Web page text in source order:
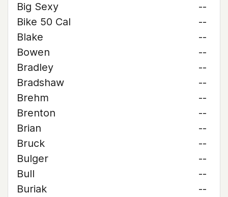
Big Sexy
--
Bike 50 Cal
--
Blake
--
Bowen
--
Bradley
--
Bradshaw
--
Brehm
--
Brenton
--
Brian
--
Bruck
--
Bulger
--
Bull
--
Buriak
--